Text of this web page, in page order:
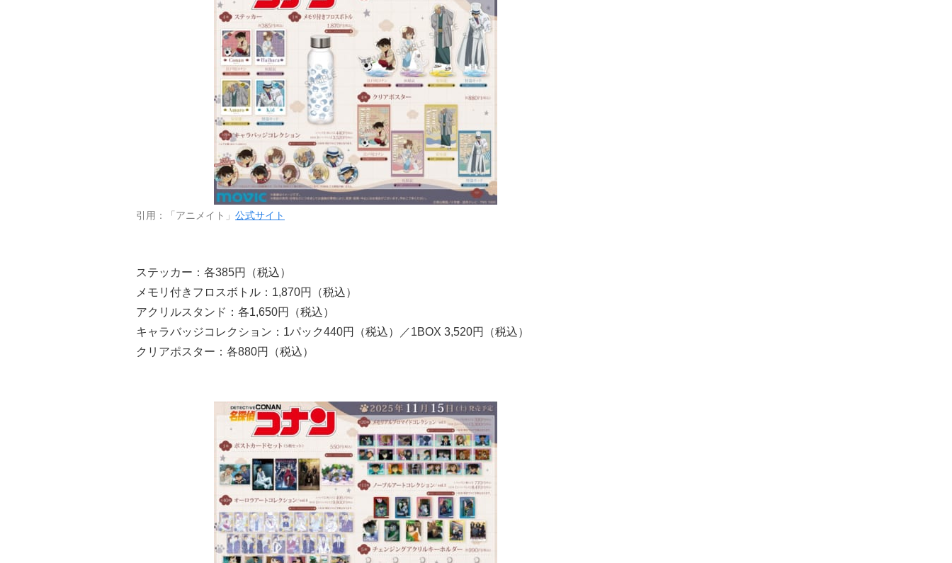
引用：「アニメイト」 公式サイト
ステッカー：各385円（税込）
メモリ付きフロスボトル：1,870円（税込）
アクリルスタンド：各1,650円（税込）
キャラバッジコレクション：1パック440円（税込）／1BOX 3,520円（税込）
クリアポスター：各880円（税込）